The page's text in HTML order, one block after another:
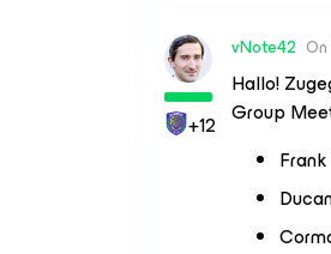
+12
vNote42
Hallo!
Group